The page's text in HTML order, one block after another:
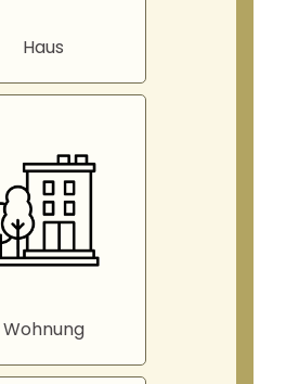
Haus
Wohnung